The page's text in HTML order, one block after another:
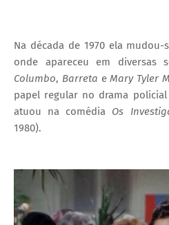
Na década de 1970 ela
onde apareceu em diversas
Columbo, Barreta eMary Tyler
papel regular no drama policial
atuou na comédia Os
1980).